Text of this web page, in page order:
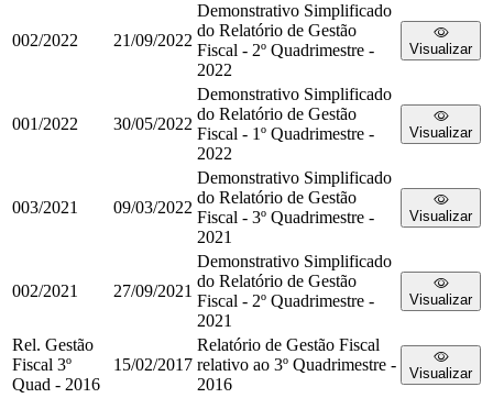
002/2022 21/09/2022
Demonstrativo Simplificado
do Relatório de Gestão
Fiscal - 2º Quadrimestre -
2022
Visualizar
001/2022 30/05/2022
Demonstrativo Simplificado
do Relatório de Gestão
Fiscal - 1º Quadrimestre -
2022
Visualizar
003/2021 09/03/2022
Demonstrativo Simplificado
do Relatório de Gestão
Fiscal - 3º Quadrimestre -
2021
Visualizar
002/2021 27/09/2021
Demonstrativo Simplificado
do Relatório de Gestão
Fiscal - 2º Quadrimestre -
2021
Visualizar
Rel. Gestão
Fiscal 3º
Quad - 2016
15/02/2017
Relatório de Gestão Fiscal
relativo ao 3º Quadrimestre -
2016
Visualizar